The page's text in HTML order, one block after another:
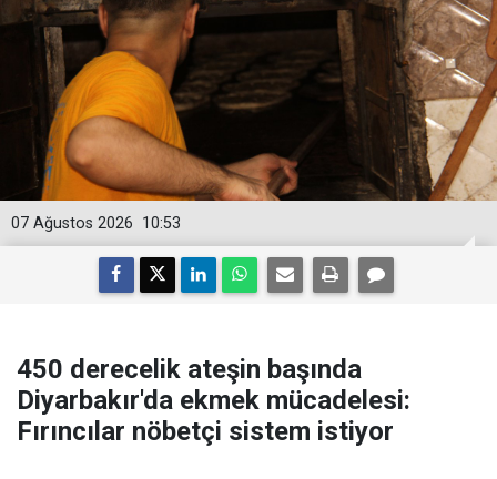
10:53
07 Ağustos 2026
450 derecelik ateşin başında
Diyarbakır'da ekmek mücadelesi:
Fırıncılar nöbetçi sistem istiyor